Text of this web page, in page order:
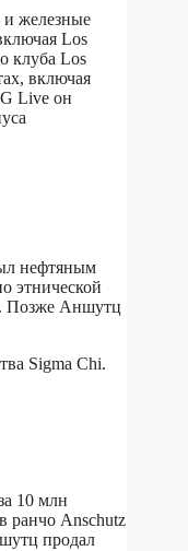
железные
Los
клуба Los
включая
Live он
нефтяным
этнической
Позже Аншутц
Sigma Chi.
10 млн
ранчо Anschutz
продал